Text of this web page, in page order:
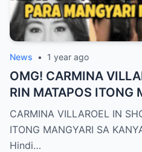
News • 1 year ago
OMG! CARMINA
RIN MATAPOS ITONG
KANYANG ANAK
CARMINA VILLAROEL IN
ITONG MANGYARI SA
Hindi…